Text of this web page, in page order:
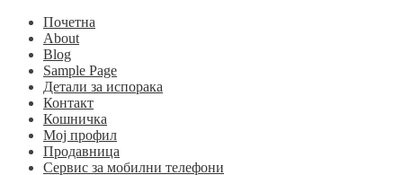
Почетна
About
Blog
Sample Page
Детали за испорака
Контакт
Кошничка
Мој профил
Продавница
Сервис за мобилни телефони